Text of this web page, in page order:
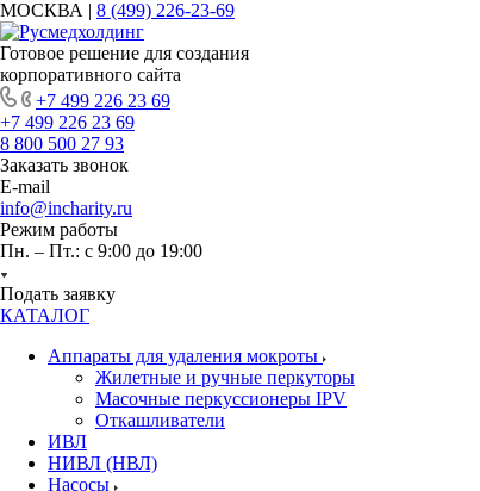
МОСКВА | 8 (499) 226-23-69
Готовое решение для создания
корпоративного сайта
+7 499 226 23 69
+7 499 226 23 69
8 800 500 27 93
Заказать звонок
E-mail
info@incharity.ru
Режим работы
Пн. – Пт.: с 9:00 до 19:00
Подать заявку
КАТАЛОГ
Аппараты для удаления мокроты
Жилетные и ручные перкуторы
Масочные перкуссионеры IPV
Откашливатели
ИВЛ
НИВЛ (НВЛ)
Насосы